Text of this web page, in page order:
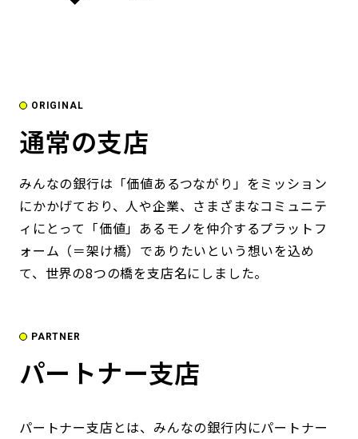
ORIGINAL
通常の支店
みんなの銀行は「価値あるつながり」をミッション
にかかげており、人や企業、さまざまなコミュニテ
ィにとって「価値」あるモノを仲介するプラットフ
ォーム（＝架け橋）でありたいという想いを込め
て、世界の8つの橋を支店名にしました。
PARTNER
パートナー支店
パートナー支店とは、みんなの銀行内にパートナー